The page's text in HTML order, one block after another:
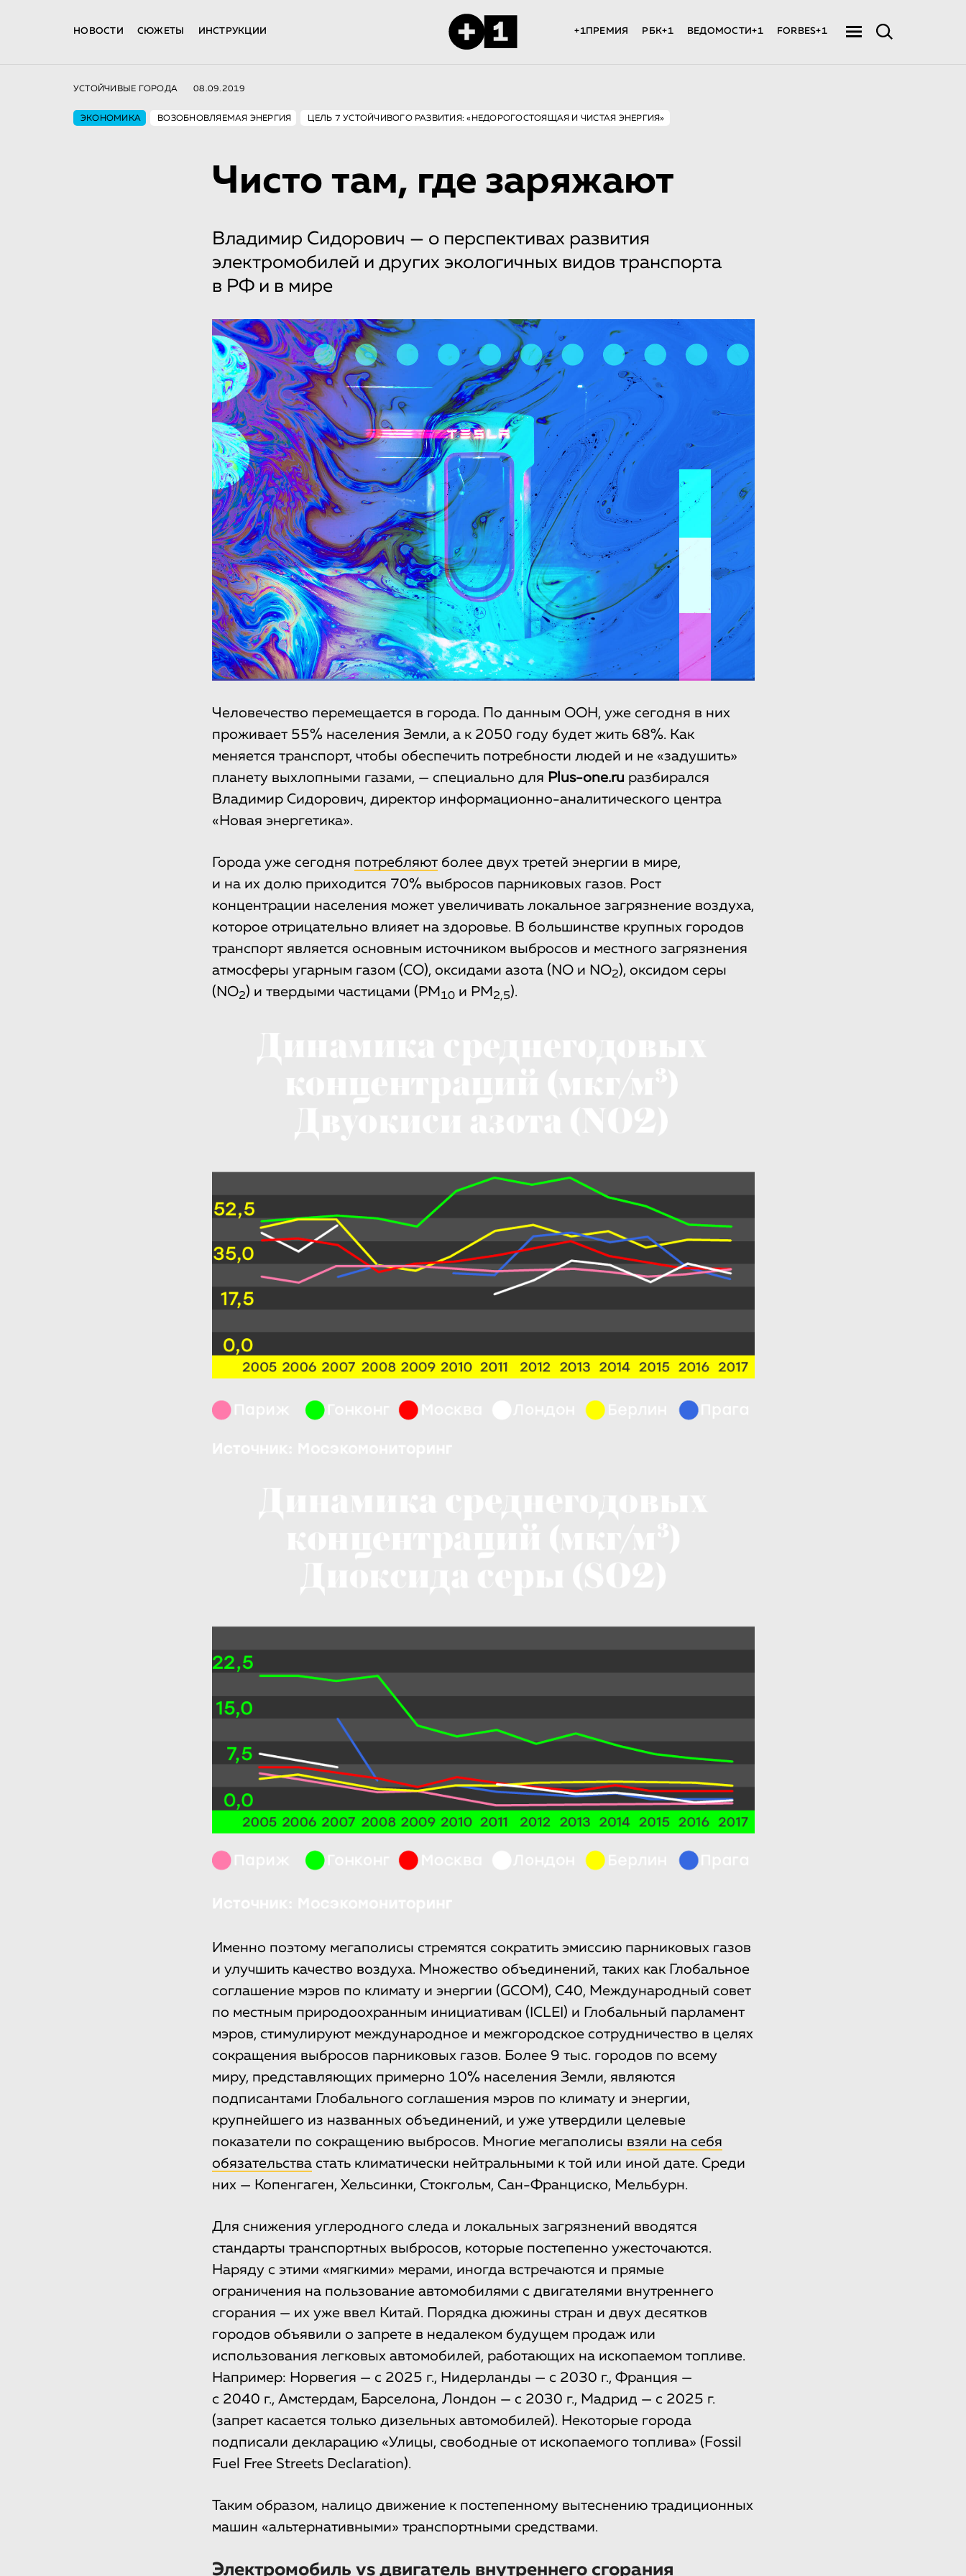
НОВОСТИ СЮЖЕТЫ ИНСТРУКЦИИ +1ПРЕМИЯ РБК+1 ВЕДОМОСТИ+1 FORBES+1
УСТОЙЧИВЫЕ ГОРОДА 08.09.2019
ЭКОНОМИКА ВОЗОБНОВЛЯЕМАЯ ЭНЕРГИЯ ЦЕЛЬ 7 УСТОЙЧИВОГО РАЗВИТИЯ: «НЕДОРОГОСТОЯЩАЯ И ЧИСТАЯ ЭНЕРГИЯ»
Чисто там, где заряжают
Владимир Сидорович — о перспективах развития
электромобилей и других экологичных видов транспорта
в РФ и в мире
Человечество перемещается в города. По данным ООН, уже сегодня в них
проживает 55% населения Земли, а к 2050 году будет жить 68%. Как
меняется транспорт, чтобы обеспечить потребности людей и не «задушить»
планету выхлопными газами, — специально для Plus-one.ru разбирался
Владимир Сидорович, директор информационно-аналитического центра
«Новая энергетика».
Города уже сегодня потребляютболее двух третей энергии в мире,
и на их долю приходится 70% выбросов парниковых газов. Рост
концентрации населения может увеличивать локальное загрязнение воздуха,
которое отрицательно влияет на здоровье. В большинстве крупных городов
транспорт является основным источником выбросов и местного загрязнения
атмосферы угарным газом (CO), оксидами азота (NO и NO2), оксидом серы
(NO2) и твердыми частицами (PM 10и PM 2,5).
Именно поэтому мегаполисы стремятся сократить эмиссию парниковых газов
и улучшить качество воздуха. Множество объединений, таких как Глобальное
соглашение мэров по климату и энергии (GCOM), C40, Международный совет
по местным природоохранным инициативам (ICLEI) и Глобальный парламент
мэров, стимулируют международное и межгородское сотрудничество в целях
сокращения выбросов парниковых газов. Более 9 тыс. городов по всему
миру, представляющих примерно 10% населения Земли, являются
подписантами Глобального соглашения мэров по климату и энергии,
крупнейшего из названных объединений, и уже утвердили целевые
показатели по сокращению выбросов. Многие мегаполисы взяли на себя
обязательствастать климатически нейтральными к той или иной дате. Среди
них — Копенгаген, Хельсинки, Стокгольм, Сан-Франциско, Мельбурн.
Для снижения углеродного следа и локальных загрязнений вводятся
стандарты транспортных выбросов, которые постепенно ужесточаются.
Наряду с этими «мягкими» мерами, иногда встречаются и прямые
ограничения на пользование автомобилями с двигателями внутреннего
сгорания — их уже ввел Китай. Порядка дюжины стран и двух десятков
городов объявили о запрете в недалеком будущем продаж или
использования легковых автомобилей, работающих на ископаемом топливе.
Например: Норвегия — с 2025 г., Нидерланды — с 2030 г., Франция —
с 2040 г., Амстердам, Барселона, Лондон — с 2030 г., Мадрид — с 2025 г.
(запрет касается только дизельных автомобилей). Некоторые города
подписали декларацию «Улицы, свободные от ископаемого топлива» (Fossil
Fuel Free Streets Declaration).
Таким образом, налицо движение к постепенному вытеснению традиционных
машин «альтернативными» транспортными средствами.
Электромобиль vs двигатель внутреннего сгорания